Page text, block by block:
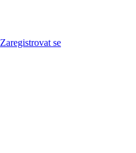
Zaregistrovat se